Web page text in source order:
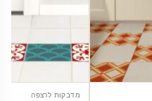
מדבקות לרצפה